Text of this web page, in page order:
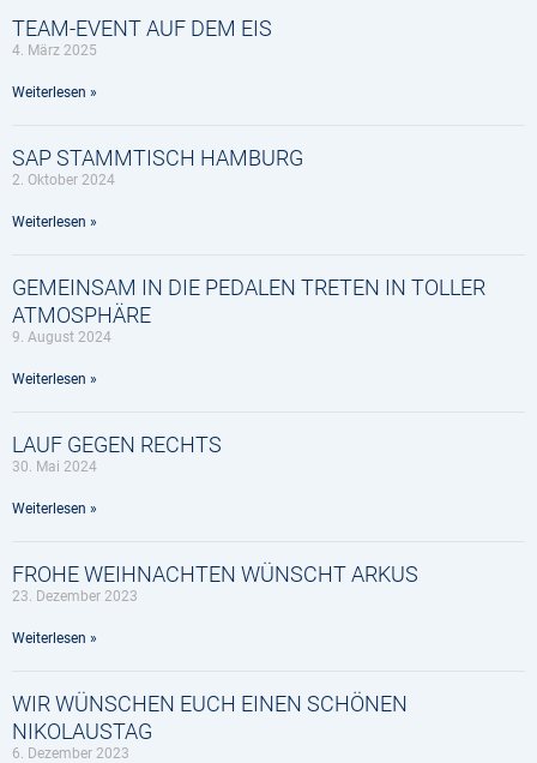
TEAM-EVENT AUF DEM EIS
4. März 2025
Weiterlesen »
SAP STAMMTISCH HAMBURG
2. Oktober 2024
Weiterlesen »
GEMEINSAM IN DIE PEDALEN TRETEN IN TOLLER
ATMOSPHÄRE
9. August 2024
Weiterlesen »
LAUF GEGEN RECHTS
30. Mai 2024
Weiterlesen »
FROHE WEIHNACHTEN WÜNSCHT ARKUS
23. Dezember 2023
Weiterlesen »
WIR WÜNSCHEN EUCH EINEN SCHÖNEN
NIKOLAUSTAG
6. Dezember 2023